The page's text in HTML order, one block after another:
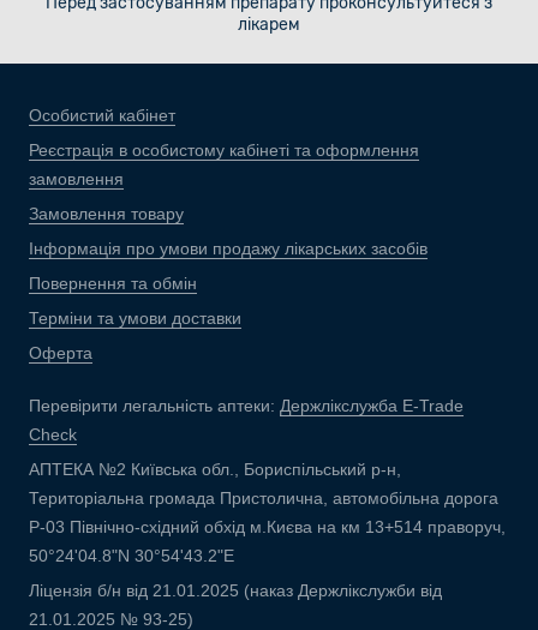
лікарем
Особистий кабінет
Реєстрація в особистому кабінеті та оформлення
замовлення
Замовлення товару
Інформація про умови продажу лікарських засобів
Повернення та обмін
Терміни та умови доставки
Оферта
Перевірити легальність аптеки: Держлікслужба E-Trade
Check
АПТЕКА №2 Київська обл., Бориспільський р-н,
Територіальна громада Пристолична, автомобільна дорога
Р-03 Північно-східний обхід м.Києва на км 13+514 праворуч,
50°24'04.8"N 30°54'43.2"E
Ліцензія б/н від 21.01.2025 (наказ Держлікслужби від
21.01.2025 № 93-25)